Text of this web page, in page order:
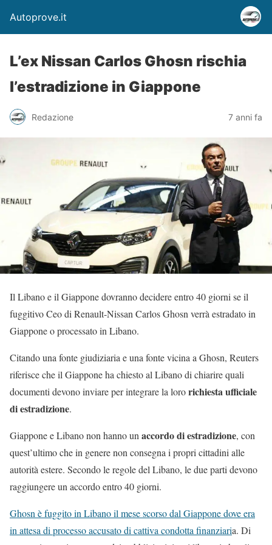
Autoprove.it
L’ex Nissan Carlos Ghosn rischia
l’estradizione in Giappone
Redazione 7 anni fa
Il Libano e il Giappone dovranno decidere entro 40 giorni se il
fuggitivo Ceo di Renault-Nissan Carlos Ghosn verrà estradato in
Giappone o processato in Libano.
Citando una fonte giudiziaria e una fonte vicina a Ghosn, Reuters
riferisce che il Giappone ha chiesto al Libano di chiarire quali
documenti devono inviare per integrare la lororichiesta ufficiale
di estradizione.
Giappone e Libano non hanno un accordo di estradizione, con
quest’ultimo che in genere non consegna i propri cittadini alle
autorità estere. Secondo le regole del Libano, le due parti devono
raggiungere un accordo entro 40 giorni.
Ghosn è fuggito in Libano il mese scorso dal Giappone dove era
in attesa di processo accusato di cattiva condotta finanziaria. Di